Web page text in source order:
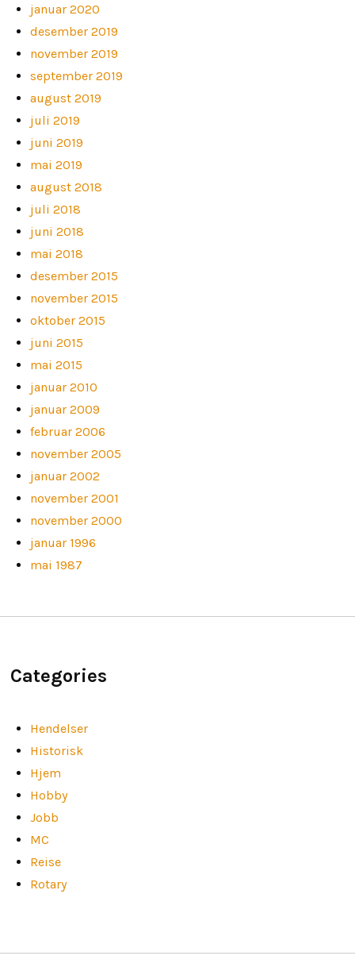
januar 2020
desember 2019
november 2019
september 2019
august 2019
juli 2019
juni 2019
mai 2019
august 2018
juli 2018
juni 2018
mai 2018
desember 2015
november 2015
oktober 2015
juni 2015
mai 2015
januar 2010
januar 2009
februar 2006
november 2005
januar 2002
november 2001
november 2000
januar 1996
mai 1987
Categories
Hendelser
Historisk
Hjem
Hobby
Jobb
MC
Reise
Rotary